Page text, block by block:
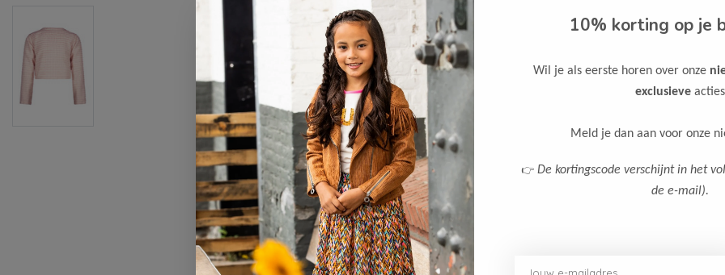
Gratis
Meer
10% korting op je
Wil je als eerste horen over onze
exclusieve
Meld je dan aan voor onze
👉 De kortingscode verschijnt in het
de e-mail).